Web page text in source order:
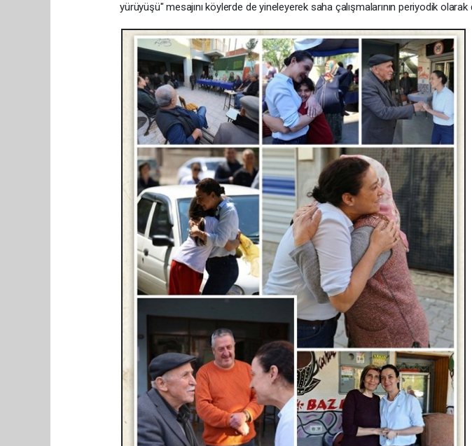
yürüyüşü" mesajını köylerde de yineleyerek saha çalışmalarının periyodik